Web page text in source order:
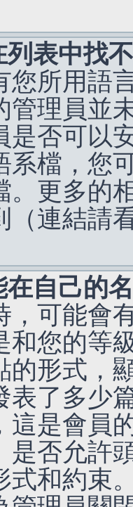
表中找
您所用語
管理員並
是否可以
系檔，您
。更多的
（連結請
自己的
，可能會
和您的等
的形式，
表了多少
這是會員
是否允許
式和約束